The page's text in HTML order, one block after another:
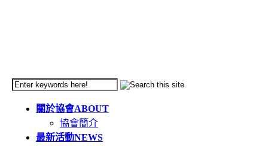
關於協會ABOUT
協會簡介
最新活動NEWS